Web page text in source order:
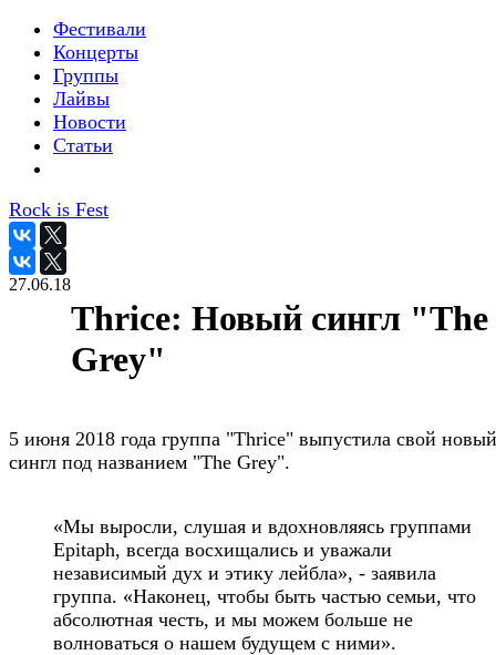
Фестивали
Концерты
Группы
Лайвы
Новости
Статьи
Rock is Fest
27.06.18
Thrice: Новый сингл "The
Grey"
5 июня 2018 года группа "Thrice" выпустила свой новый
сингл под названием "The Grey".
«Мы выросли, слушая и вдохновляясь группами
Epitaph, всегда восхищались и уважали
независимый дух и этику лейбла», - заявила
группа. «Наконец, чтобы быть частью семьи, что
абсолютная честь, и мы можем больше не
волноваться о нашем будущем с ними».